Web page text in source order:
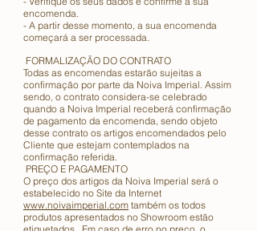
encomenda.
- A partir desse momento, a sua encomenda
começará a ser processada.
FORMALIZAÇÃO DO CONTRATO
Todas as encomendas estarão sujeitas a
confirmação por parte da Noiva Imperial. Assim
sendo, o contrato considera-se celebrado
quando a Noiva Imperial receberá confirmação
de pagamento da encomenda, sendo objeto
desse contrato os artigos encomendados pelo
Cliente que estejam contemplados na
confirmação referida.
PREÇO E PAGAMENTO
O preço dos artigos da Noiva Imperial será o
estabelecido no Site da Internet
www.noivaimperial.com também os todos
produtos apresentados no Showroom estão